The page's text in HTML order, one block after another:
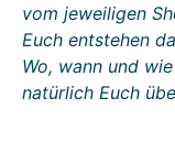
vom jeweiligen
Euch entstehen
Wo, wann und
natürlich Euch